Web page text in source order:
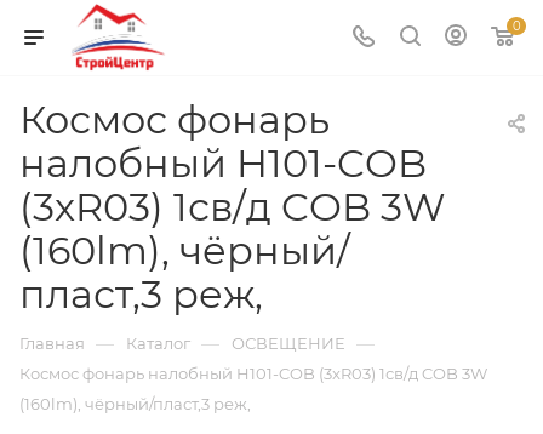
0
Космос фонарь
налобный H101-COB
(3xR03) 1св/д COB 3W
(160lm), чёрный/
пласт,3 реж,
Главная — Каталог — ОСВЕЩЕНИЕ —
Космос фонарь налобный H101-COB (3xR03) 1св/д COB 3W
(160lm), чёрный/пласт,3 реж,